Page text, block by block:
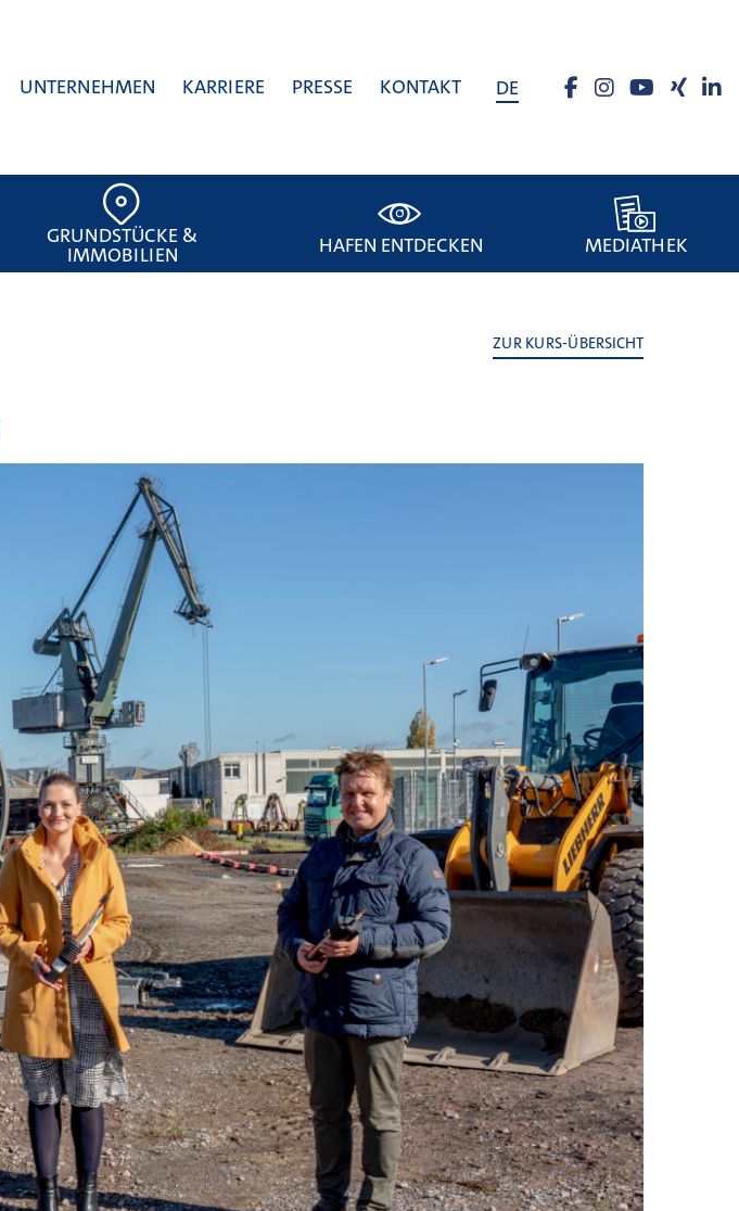
UNTERNEHMEN KARRIERE PRESSE KONTAKT DE
GRUNDSTÜCKE &
IMMOBILIEN HAFEN ENTDECKEN MEDIATHEK
ZUR KURS-ÜBERSICHT